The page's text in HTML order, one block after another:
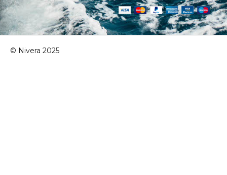
© Nivera 2025